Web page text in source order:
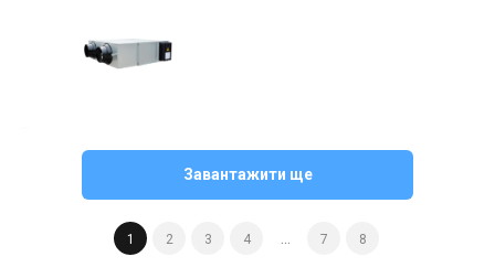
Припливно-витяжна установка
Ціна за запитом
Завантажити ще
1 2 3 4 ... 7 8